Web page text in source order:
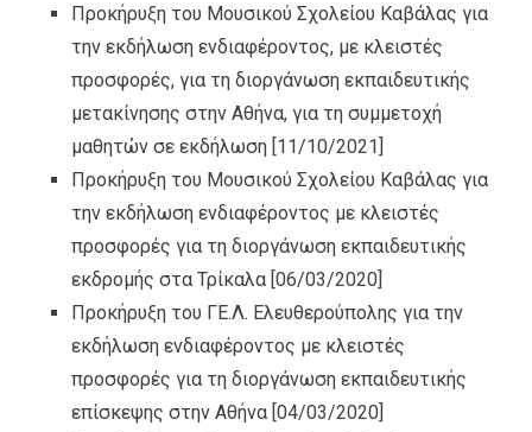
Προκήρυξη του Μουσικού Σχολείου Καβάλας για
την εκδήλωση ενδιαφέροντος, με κλειστές
προσφορές, για τη διοργάνωση εκπαιδευτικής
μετακίνησης στην Αθήνα, για τη συμμετοχή
μαθητών σε εκδήλωση [11/10/2021]
Προκήρυξη του Μουσικού Σχολείου Καβάλας για
την εκδήλωση ενδιαφέροντος με κλειστές
προσφορές για τη διοργάνωση εκπαιδευτικής
εκδρομής στα Τρίκαλα [06/03/2020]
Προκήρυξη του ΓΕ.Λ. Ελευθερούπολης για την
εκδήλωση ενδιαφέροντος με κλειστές
προσφορές για τη διοργάνωση εκπαιδευτικής
επίσκεψης στην Αθήνα [04/03/2020]